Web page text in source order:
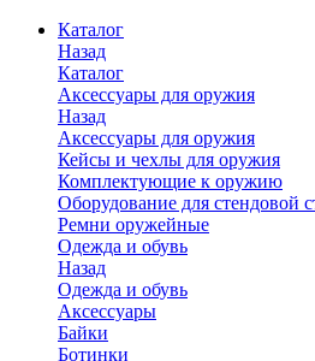
Каталог
Назад
Каталог
Аксессуары для оружия
Назад
Аксессуары для оружия
Кейсы и чехлы для оружия
Комплектующие к оружию
Оборудование для стендовой
Ремни оружейные
Одежда и обувь
Назад
Одежда и обувь
Аксессуары
Байки
Ботинки